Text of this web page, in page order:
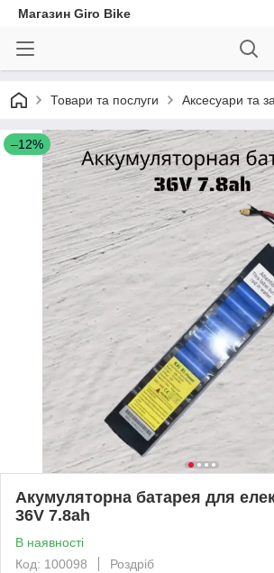
Магазин Giro Bike
Товари та послуги Аксесуари та
–12%
Акумуляторна батарея для
36V 7.8ah
В наявності
Код: 100098
Роздріб